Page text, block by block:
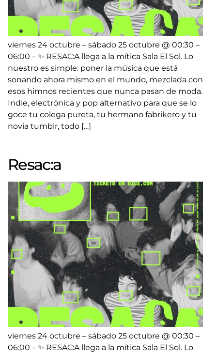
viernes 24 octubre – sábado 25 octubre @ 00:30 –
06:00 – ✨ RESAC:A llega a la mítica Sala El Sol. Lo
nuestro es simple: poner la música que está
sonando ahora mismo en el mundo, mezclada con
esos himnos recientes que nunca pasan de moda.
Indie, electrónica y pop alternativo para que se lo
goce tu colega pureta, tu hermano fabrikero y tu
novia tumblr, todo […]
Resac:a
viernes 24 octubre – sábado 25 octubre @ 00:30 –
06:00 – ✨ RESAC:A llega a la mítica Sala El Sol. Lo